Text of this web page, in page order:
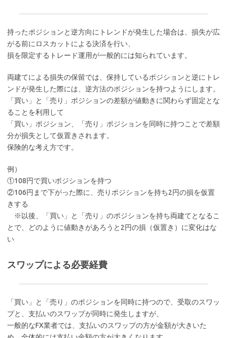
持ったポジションと逆方向にトレンドが発生した場合は、損失が広
がる前にロスカットによる決済を行い、
損を限定するトレード運用が一般的には知られています。
両建てによる損失の保留では、保持しているポジションと逆にトレ
ンドが発生した際には、逆方法のポジションを持つようにします。
「買い」と「売り」ポジションの差額が値動きに関わらず固定とな
ることを利用して
「買い」ポジション、「売り」ポジションを同時に持つことで差額
分が損失として仮置きされます。
保険的な考え方です。
例）
①108円で買いポジションを持つ
②106円まで下がった際に、売りポジションを持ち2円の損を仮置
きする
※以後、「買い」と「売り」のポジションを持ち両建てとなるこ
とで、どのように値動きがあろうと2円の損（仮置き）に変化はな
い
スワップによる必要経費
「買い」と「売り」のポジションを同時に持つので、受取のスワッ
プと、支払いのスワップが同時に発生しますが、
一般的なFX業者では、支払いのスワップの方が金額が大きいた